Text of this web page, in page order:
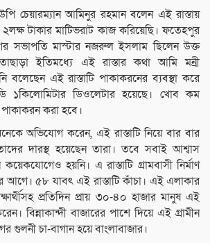
চেয়ারম্যান আমিনুর রহমান বলেন এই রাস্তায়
টাকার মাটিভরাট কাজ করিয়েছি। ফতেহপুর
সভাপতি মাস্টার নজরুল ইসলাম ছিলেন উক্ত
ইতিমধ্যে এই রাস্তার কথা আমি মন্রী
বলেছেন এই রাস্তাটি পাকাকরনের ব্যবস্থা করে
১কিলোমিটার ডিওলেটার হয়েছে। খোব কম
করা হবে।
অভিযোগ করেন, এই রাস্তাটি নিয়ে বার বার
দারস্থ হয়েছেন তারা। তবে সবাই আশ্বাস
কয়েকযোগেও হয়নি। এ রাস্তাটি গ্রামবাসী নির্মাণ
আগে। ৫৮ যাবৎ এই রাস্তাটি কাঁচা। এই এলাকার
প্রতিদিন প্রায় ৩০-৪০ হাজার মানুষ এই
বিন্নাকান্দী বাজারের পাশে দিয়ে এই গ্রামীন
গুলনী চা-বাগান হয়ে বাংলাবাজার।